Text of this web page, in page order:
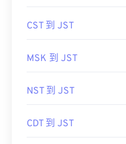
CST 到 JST
MSK 到 JST
NST 到 JST
CDT 到 JST